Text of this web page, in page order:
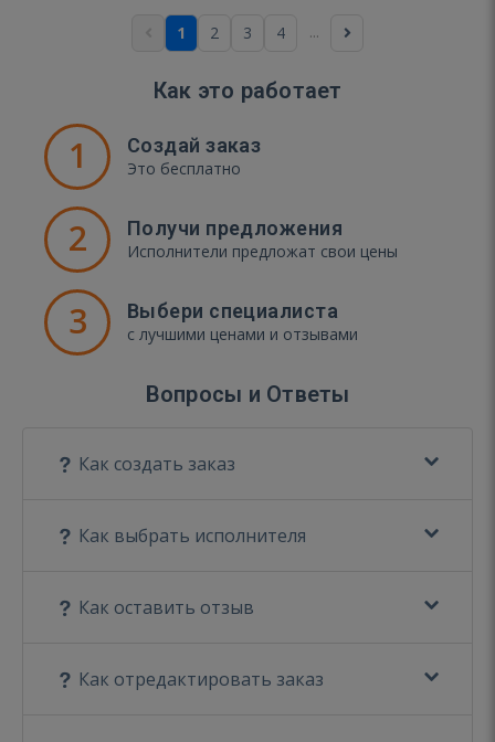
1 2 3 4 ...
Как это работает
1 Создай заказ
Это бесплатно
2 Получи предложения
Исполнители предложат свои цены
3 Выбери специалиста
с лучшими ценами и отзывами
Вопросы и Ответы
Как создать заказ
Как выбрать исполнителя
Как оставить отзыв
Как отредактировать заказ